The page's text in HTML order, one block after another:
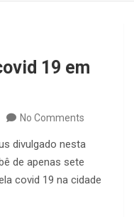
19 em
No Comments
divulgado nesta
de apenas sete
covid 19 na cidade